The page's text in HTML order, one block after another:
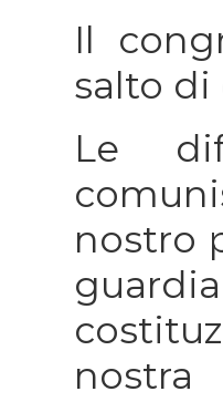
Il
salto di
Le
nostro